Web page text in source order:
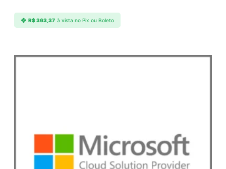
t
a
R$363,37 à vista no Pix ou Boleto